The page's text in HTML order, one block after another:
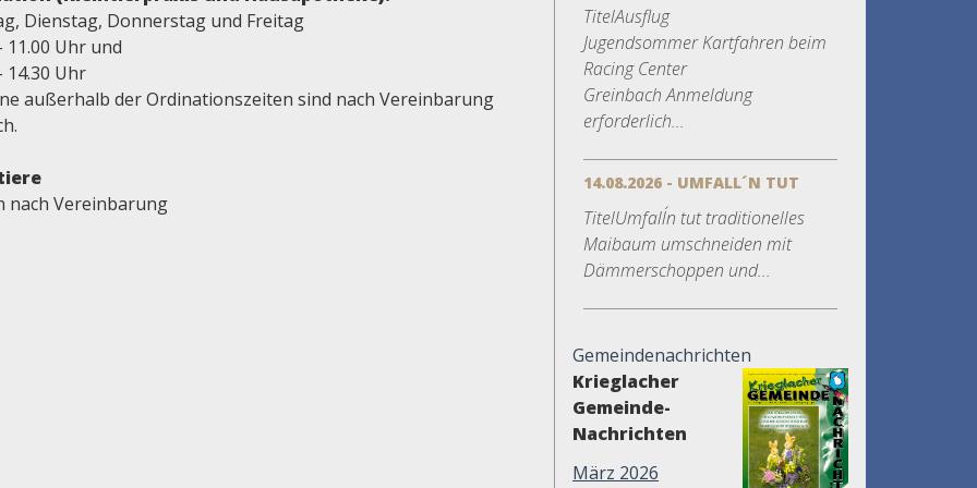
Dienstag, Donnerstag und Freitag
11.00 Uhr und
14.30 Uhr
außerhalb der Ordinationszeiten sind nach Vereinbarung
nach Vereinbarung
TitelAusflug
Jugendsommer Kartfahren beim
Racing Center
Greinbach Anmeldung
erforderlich...
14.08.2026 - UMFALL´N TUT
TitelUmfall´n tut traditionelles
Maibaum umschneiden mit
Dämmerschoppen und...
Gemeindenachrichten
Krieglacher
Gemeinde-
Nachrichten
März 2026